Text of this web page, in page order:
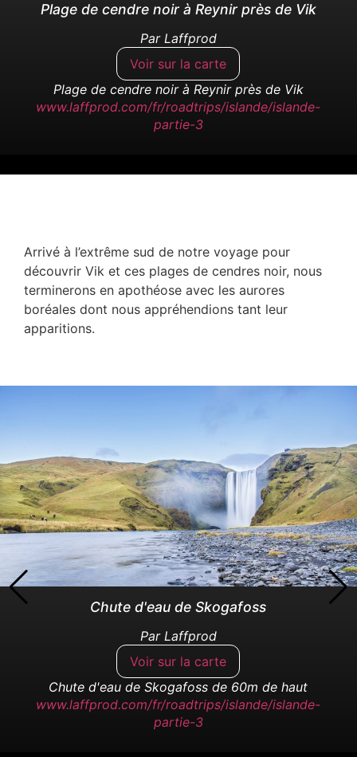
Plage de cendre noir à Reynir près de Vik
Par Laffprod
Voir sur la carte
Plage de cendre noir à Reynir près de Vik
www.laffprod.com/fr/roadtrips/islande/islande-
partie-3
Arrivé à l’extrême sud de notre voyage pour
découvrir Vik et ces plages de cendres noir, nous
terminerons en apothéose avec les aurores
boréales dont nous appréhendions tant leur
apparitions.
Light painting à la chute d'eau de Skogafo
Par
Laffprod
Voir sur la carte
Chute d'eau de Skogafoss de 60m de haut
www.laffprod.com/fr/roadtrips/islande/islande-